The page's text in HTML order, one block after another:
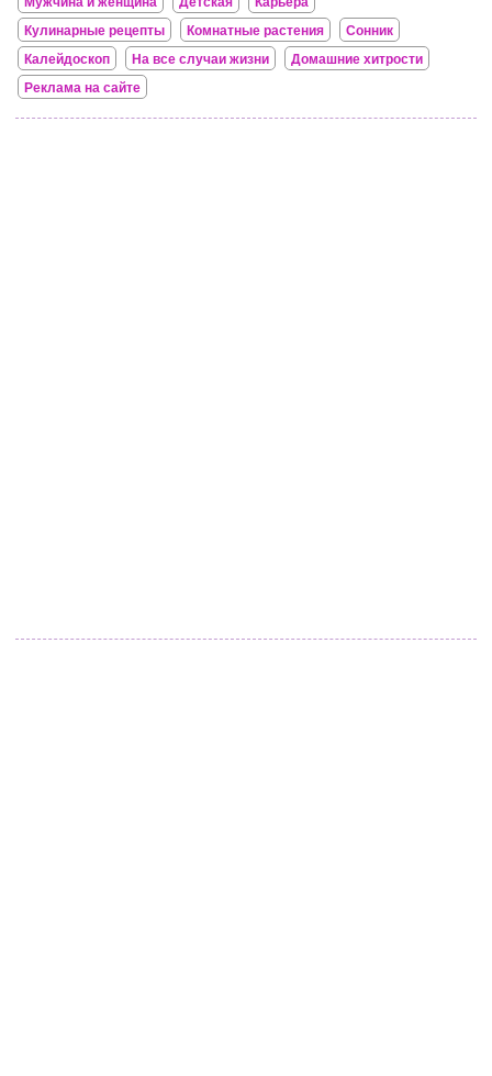
Кулинарные рецепты
Комнатные растения
Сонник
Калейдоскоп
На все случаи жизни
Домашние хитрости
Реклама на сайте